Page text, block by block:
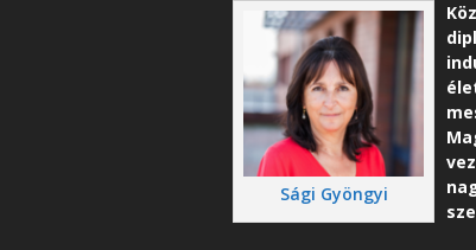
Sági Gyöngyi